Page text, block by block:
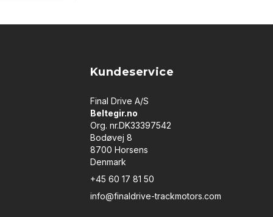
Kundeservice
Final Drive A/S
Beltegir.no
Org. nr.DK33397542
Bodøvej 8
8700 Horsens
Denmark
+45 60 17 81 50
info@finaldrive-trackmotors.com